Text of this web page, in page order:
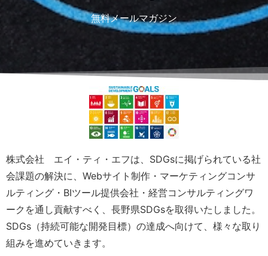
無料メールマガジン
株式会社 エイ・ティ・エフは、SDGsに掲げられている社
会課題の解決に、Webサイト制作・マーケティングコンサ
ルティング・BIツール提供会社・経営コンサルティングワ
ークを通し貢献すべく、長野県SDGsを取得いたしました。
SDGs（持続可能な開発目標）の達成へ向けて、様々な取り
組みを進めていきます。